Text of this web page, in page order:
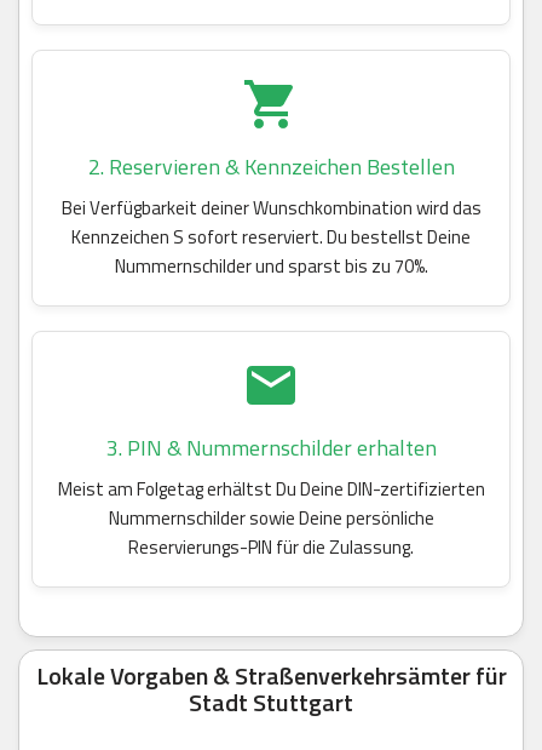
2. Reservieren & Kennzeichen Bestellen
Bei Verfügbarkeit deiner Wunschkombination wird das
Kennzeichen S sofort reserviert. Du bestellst Deine
Nummernschilder und sparst bis zu 70%.
3. PIN & Nummernschilder erhalten
Meist am Folgetag erhältst Du Deine DIN-zertifizierten
Nummernschilder sowie Deine persönliche
Reservierungs-PIN für die Zulassung.
Lokale Vorgaben & Straßenverkehrsämter für
Stadt Stuttgart